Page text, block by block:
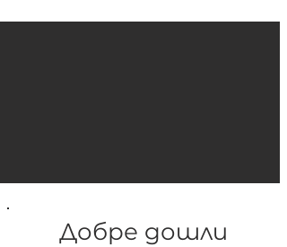
Добре дошли